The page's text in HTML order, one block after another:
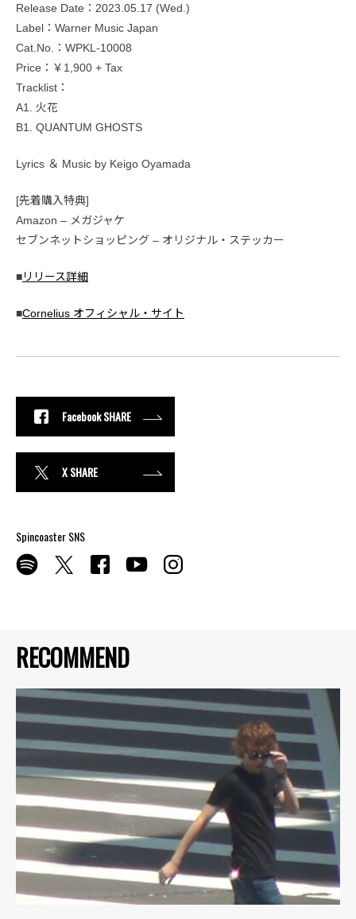
RECOMMEND
Release Date：2023.05.17 (Wed.)
Label：Warner Music Japan
Cat.No.：WPKL-10008
Price：￥1,900 + Tax
Tracklist：
A1. 火花
B1. QUANTUM GHOSTS
Lyrics ＆ Music by Keigo Oyamada
[先着購入特典]
Amazon – メガジャケ
セブンネットショッピング – オリジナル・ステッカー
■リリース詳細
■Cornelius オフィシャル・サイト
Facebook SHARE
X SHARE
Spincoaster SNS